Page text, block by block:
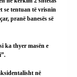
se tentuan të vrisnin
pranë banesës së
ka thyer masën e
në